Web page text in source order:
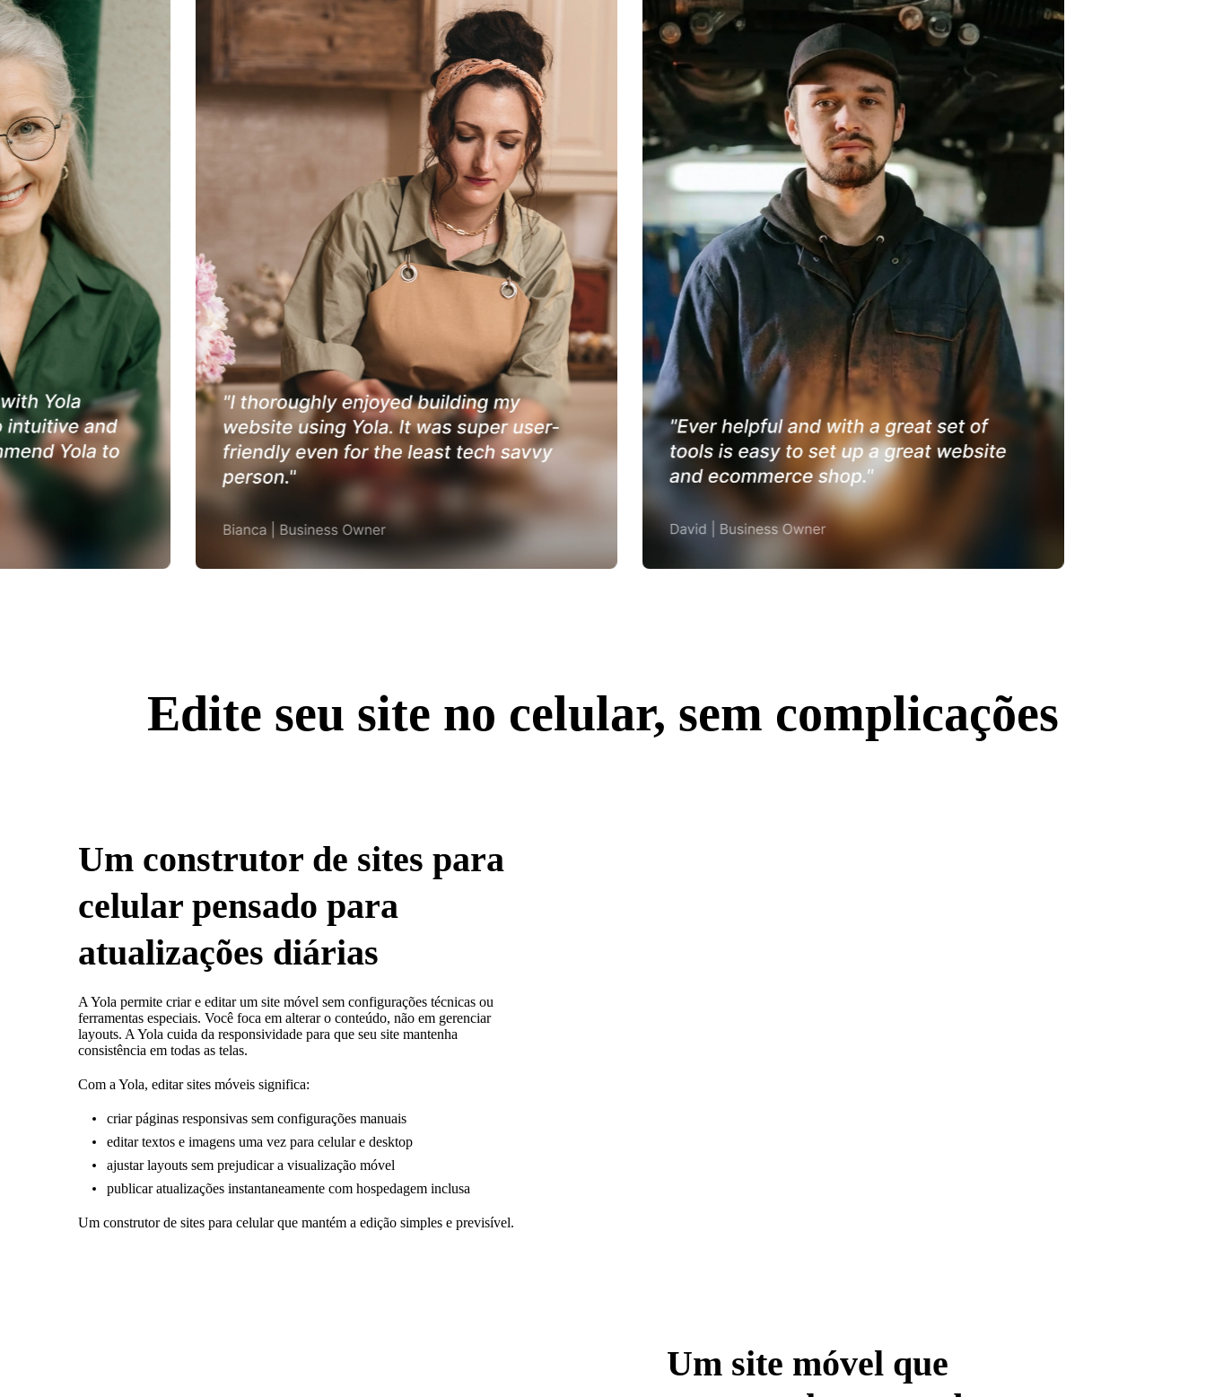
Edite seu site no celular, sem complicações
Um construtor de sites para
celular pensado para
atualizações diárias
A Yola permite criar e editar um site móvel sem configurações técnicas ou
ferramentas especiais. Você foca em alterar o conteúdo, não em gerenciar
layouts. A Yola cuida da responsividade para que seu site mantenha
consistência em todas as telas.
Com a Yola, editar sites móveis significa:
criar páginas responsivas sem configurações manuais
editar textos e imagens uma vez para celular e desktop
ajustar layouts sem prejudicar a visualização móvel
publicar atualizações instantaneamente com hospedagem inclusa
Um construtor de sites para celular que mantém a edição simples e previsível.
Um site móvel que